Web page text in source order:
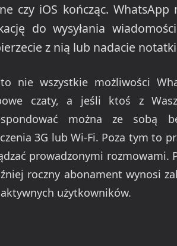
czy iOS kończąc.
do wysyłania
z nią lub nadacie
nie wszystkie możliwości
czaty, a jeśli ktoś z
można ze sobą
3G lub Wi-Fi. Poza tym to
prowadzonymi rozmowami.
roczny abonament wynosi
użytkowników.